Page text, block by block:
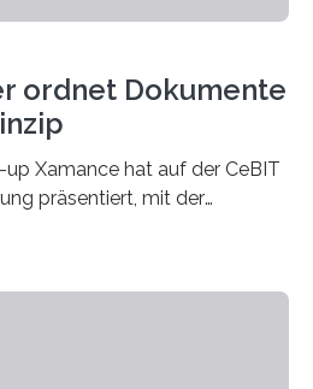
ordnet Dokumente
Xamance hat auf der CeBIT
präsentiert, mit der